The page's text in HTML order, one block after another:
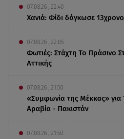
07.08.26 , 22:40
Χανιά: Φίδι δάγκωσε
07.08.26 , 22:05
Φωτιές: Στάχτη Το Πράσινο
Αττικής
07.08.26 , 21:50
«Συμφωνία της Μέκκας» για
Αραβία - Πακιστάν
07.08.26 , 21:50